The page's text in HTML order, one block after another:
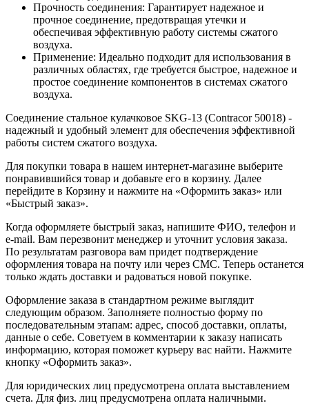
Прочность соединения: Гарантирует надежное и
прочное соединение, предотвращая утечки и
обеспечивая эффективную работу системы сжатого
воздуха.
Применение: Идеально подходит для использования в
различных областях, где требуется быстрое, надежное и
простое соединение компонентов в системах сжатого
воздуха.
Соединение стальное кулачковое SKG-13 (Contracor 50018) -
надежный и удобный элемент для обеспечения эффективной
работы систем сжатого воздуха.
Для покупки товара в нашем интернет-магазине выберите
понравившийся товар и добавьте его в корзину. Далее
перейдите в Корзину и нажмите на «Оформить заказ» или
«Быстрый заказ».
Когда оформляете быстрый заказ, напишите ФИО, телефон и
e-mail. Вам перезвонит менеджер и уточнит условия заказа.
По результатам разговора вам придет подтверждение
оформления товара на почту или через СМС. Теперь останется
только ждать доставки и радоваться новой покупке.
Оформление заказа в стандартном режиме выглядит
следующим образом. Заполняете полностью форму по
последовательным этапам: адрес, способ доставки, оплаты,
данные о себе. Советуем в комментарии к заказу написать
информацию, которая поможет курьеру вас найти. Нажмите
кнопку «Оформить заказ».
Для юридических лиц предусмотрена оплата выставлением
счета. Для физ. лиц предусмотрена оплата наличными.